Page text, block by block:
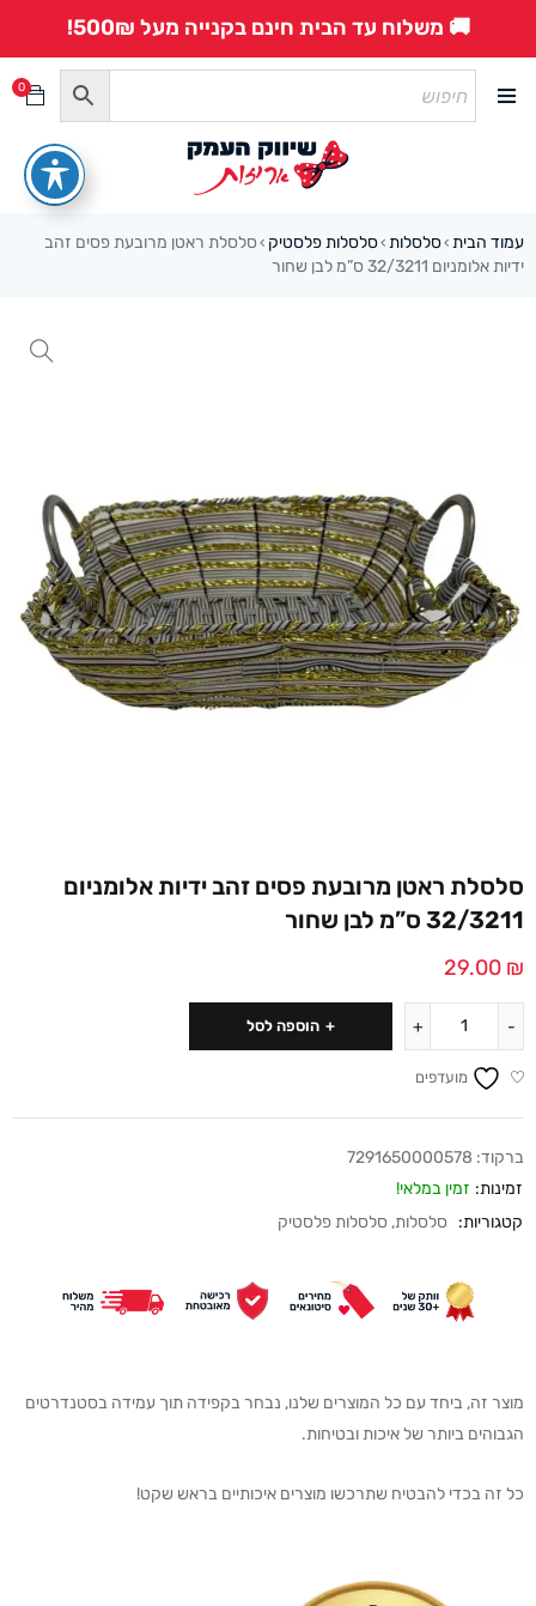
🚚 משלוח עד הבית חינם בקנייה מעל 500₪!
0
עמוד הבית ›סלסלות ›סלסלות פלסטיק › סלסלת ראטן מרובעת פסים זהב
ידיות אלומניום 32/3211 ס”מ לבן שחור
סלסלת ראטן מרובעת פסים זהב ידיות אלומניום
32/3211 ס”מ לבן שחור
29.00 ₪
הוספה לסל
מועדפים
ברקוד: 7291650000578
זמינות: זמין במלאי!
קטגוריות:
סלסלות, סלסלות פלסטיק
מוצר זה, ביחד עם כל המוצרים שלנו, נבחר בקפידה תוך עמידה בסטנדרטים
הגבוהים ביותר של איכות ובטיחות.
כל זה בכדי להבטיח שתרכשו מוצרים איכותיים בראש שקט!